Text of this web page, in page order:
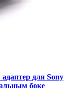
для Sony
боке